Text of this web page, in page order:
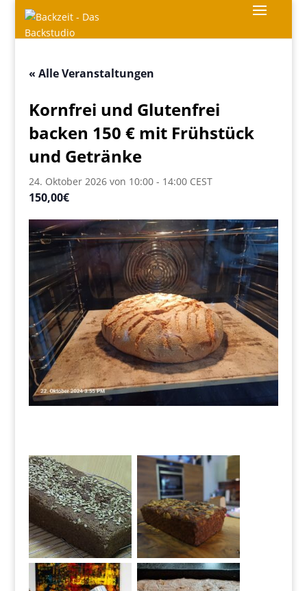
« Alle Veranstaltungen
Kornfrei und Glutenfrei
backen 150 € mit Frühstück
und Getränke
24. Oktober 2026 von 10:00 - 14:00 CEST
150,00€